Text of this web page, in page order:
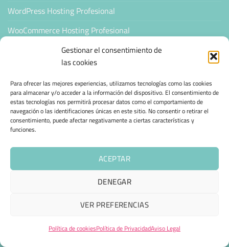
Gestionar el consentimiento de
las cookies
Para ofrecer las mejores experiencias, utilizamos tecnologías como las cookies
para almacenar y/o acceder a la información del dispositivo. El consentimiento de
estas tecnologías nos permitirá procesar datos como el comportamiento de
navegación o las identificaciones únicas en este sitio. No consentir o retirar el
consentimiento, puede afectar negativamente a ciertas características y
funciones.
ACEPTAR
DENEGAR
VER PREFERENCIAS
Política de cookiesPolítica de PrivacidadAviso Legal
WordPress Hosting Profesional
WooCommerce Hosting Profesional
WORDPRESS & TIENDAS ONLINE
Correo transaccional WordPress
Panel de Gestión Hosting IA
Acelera tu Web
Mantenimiento Web WordPress
Hosting Sitejet
Tienda Online Automatizada